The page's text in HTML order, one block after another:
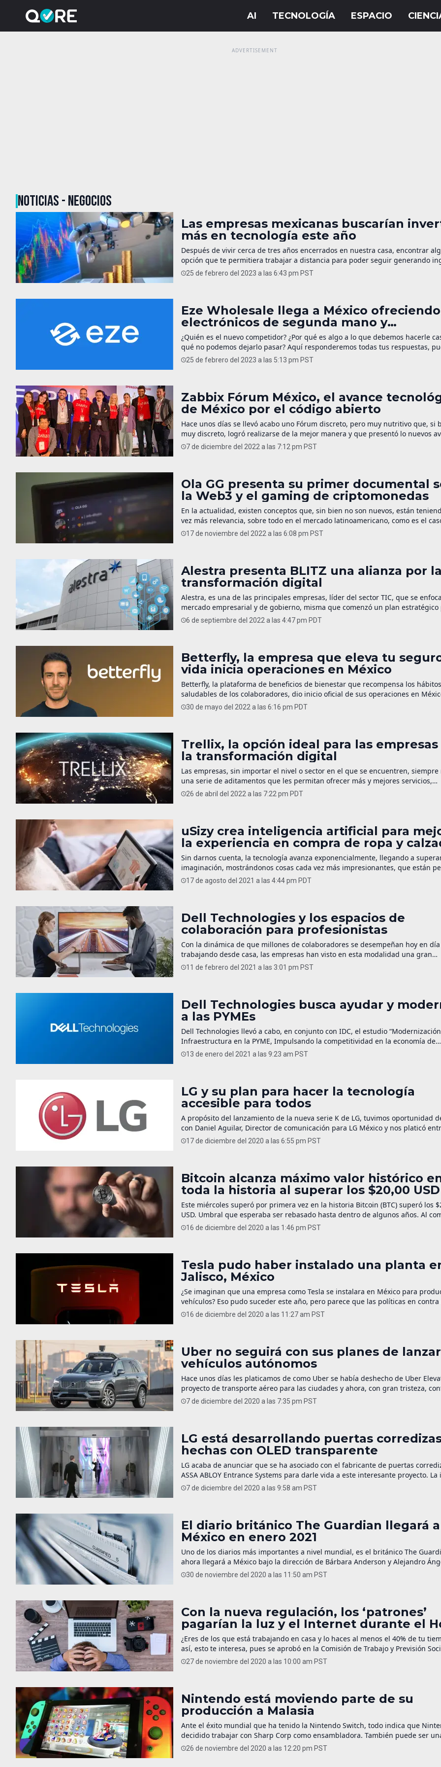
NOTICIAS - NEGOCIOS
Las empresas mexicanas buscarían
más en tecnología este año
Después de vivir cerca de tres años encerrados en nuestra casa, encontrar
opción que te permitiera trabajar a distancia para poder seguir generando
significó una serie de eventos desafortunados para las empresas. Uno de ellos,
brindar un equipo de trabajo, como una laptop, así como dar un pago parcial
25 de febrero del 2023 a las 6:43 pm PST
Eze Wholesale llega a México ofreciendo
electrónicos de segunda mano y
reacondicionados (entrevista)
¿Quién es el nuevo competidor? ¿Por qué es algo a lo que debemos hacerle
qué no podemos dejarlo pasar? Aquí responderemos todas tus respuestas,
logramos tener una entrevista EXCLUSIVA con Eze, para resolver cualquier
estos temas. INICIANDO POR EL PRINCIPIO Eze es uno de los principales
25 de febrero del 2023 a las 5:13 pm PST
Zabbix Fórum México, el avance
de México por el código abierto
Hace unos días se llevó acabo uno Fórum discreto, pero muy nutritivo que, si
muy discreto, logró realizarse de la mejor manera y que presentó lo nuevos
que estarían trayendo a México, además de celebrar la apertura de sus
México. A lo largo del Fórum, se impartieron un total de […]
7 de diciembre del 2022 a las 7:12 pm PST
Ola GG presenta su primer documental
la Web3 y el gaming de criptomonedas
En la actualidad, existen conceptos que, sin bien no son nuevos, están
vez más relevancia, sobre todo en el mercado latinoamericano, como es el
y Blockchain, mismos que se asocian cada vez más a lo empresarial, pero
está cambiando. Hablando sobre estos términos, la Web3 o Web 3.0, […]
17 de noviembre del 2022 a las 6:08 pm PST
Alestra presenta BLITZ una alianza por la
transformación digital
Alestra, es una de las principales empresas, líder del sector TIC, que se
mercado empresarial y de gobierno, misma que comenzó un plan estratégico
poder modernizar o transformar digitalmente a las empresas. Los principales
participantes son Alestra, Amazon Web Services (AWS), IBM, Nutanix y Veritas,
6 de septiembre del 2022 a las 4:47 pm PDT
Betterfly, la empresa que eleva tu
vida inicia operaciones en México
Betterfly, la plataforma de beneficios de bienestar que recompensa los hábitos
saludables de los colaboradores, dio inicio oficial de sus operaciones en
a empoderar a las organizaciones y a las personas para convertirse en la
de sí mismos y tener un impacto en sus familias, comunidades y en el
30 de mayo del 2022 a las 6:16 pm PDT
Trellix, la opción ideal para las empresas
la transformación digital
Las empresas, sin importar el nivel o sector en el que se encuentren, siempre
una serie de aditamentos que les permitan ofrecer más y mejores servicios,
principalmente para la automatización de procesos, que reduce costos. En
Trellix, uno de los principales proveedores de detección y respuesta ampliada,
26 de abril del 2022 a las 7:22 pm PDT
uSizy crea inteligencia artificial para
la experiencia en compra de ropa y
Sin darnos cuenta, la tecnología avanza exponencialmente, llegando a
imaginación, mostrándonos cosas cada vez más impresionantes, que están
en modificar estilos de vida, e incluso, a fomentar una mejora
y sin algún problema de salud. Así es como encontramos a uSizy, una empresa
17 de agosto del 2021 a las 4:44 pm PDT
Dell Technologies y los espacios de
colaboración para profesionistas
Con la dinámica de que millones de colaboradores se desempeñan hoy en día
trabajando desde casa, las empresas han visto en esta modalidad una gran
oportunidad. Si bien la mayoría regresarán gradualmente a las oficinas, lo
modelo hibrido, en el que algunos trabajadores estén presentes en las áreas
11 de febrero del 2021 a las 3:01 pm PST
Dell Technologies busca ayudar y
a las PYMEs
Dell Technologies llevó a cabo, en conjunto con IDC, el estudio
Infraestructura en la PYME, Impulsando la competitividad en la economía de
recuperación”, para comprender la forma en que las Pymes adoptan
13 de enero del 2021 a las 9:23 am PST
LG y su plan para hacer la tecnología
accesible para todos
A propósito del lanzamiento de la nueva serie K de LG, tuvimos oportunidad
con Daniel Aguilar, Director de comunicación para LG México y nos platicó
cosas, de los planes de la marca, la visión aplicada a sus productos y las
competitivas en los mismos. Esto te puede interesar: Los gamers […]
17 de diciembre del 2020 a las 6:55 pm PST
Bitcoin alcanza máximo valor histórico
toda la historia al superar los $20,00 USD
Este miércoles superó por primera vez en la historia Bitcoin (BTC) superó los
USD. Umbral que esperaba ser rebasado hasta dentro de algunos años. Al
día superó el 4.5% y se colocó en los $20,440 USD. Mayor inversión
controles de supervisión, los estados que planean lanzar sus propias monedas
16 de diciembre del 2020 a las 1:46 pm PST
Tesla pudo haber instalado una planta
Jalisco, México
¿Se imaginan que una empresa como Tesla se instalara en México para
vehículos? Eso pudo suceder este año, pero parece que las políticas en contra
energías limpias que promueve el gobierno de México, echaron atrás esos
16 de diciembre del 2020 a las 11:27 am PST
Uber no seguirá con sus planes de lanzar
vehículos autónomos
Hace unos días les platicamos de como Uber se había deshecho de Uber
proyecto de transporte aéreo para las ciudades y ahora, con gran tristeza,
que Uber se deshace de toda su operación de vehículos autónomos. Toda la
vendida a Aurora Innovations, una startup basada en San Francisco fundada
7 de diciembre del 2020 a las 7:35 pm PST
LG está desarrollando puertas
hechas con OLED transparente
LG acaba de anunciar que se ha asociado con el fabricante de puertas
ASSA ABLOY Entrance Systems para darle vida a este interesante proyecto. La
crear puertas hechas con OLED transparente para comenzar a colocarlas en
7 de diciembre del 2020 a las 9:58 am PST
El diario británico The Guardian llegará a
México en enero 2021
Uno de los diarios más importantes a nivel mundial, es el británico The
ahora llegará a México bajo la dirección de Bárbara Anderson y Alejandro
como editor general, y quien fungía como director editorial de Forbes México.
30 de noviembre del 2020 a las 11:50 am PST
Con la nueva regulación, los ‘patrones’
pagarían la luz y el Internet durante el
Office
¿Eres de los que está trabajando en casa y lo haces al menos el 40% de tu
así, esto te interesa, pues se aprobó en la Comisión de Trabajo y Previsión
Cámara de Diputados, reformas a la Ley Federal del Trabajo que tienen que
27 de noviembre del 2020 a las 10:00 am PST
Nintendo está moviendo parte de su
producción a Malasia
Ante el éxito mundial que ha tenido la Nintendo Switch, todo indica que
decidido trabajar con Sharp Corp como ensambladora. También puede ser
para asegurar la disponibilidad del producto, aunque recurrir al ensamblaje
China es una medida que parece apuntar a la protección de la guerra
26 de noviembre del 2020 a las 12:20 pm PST